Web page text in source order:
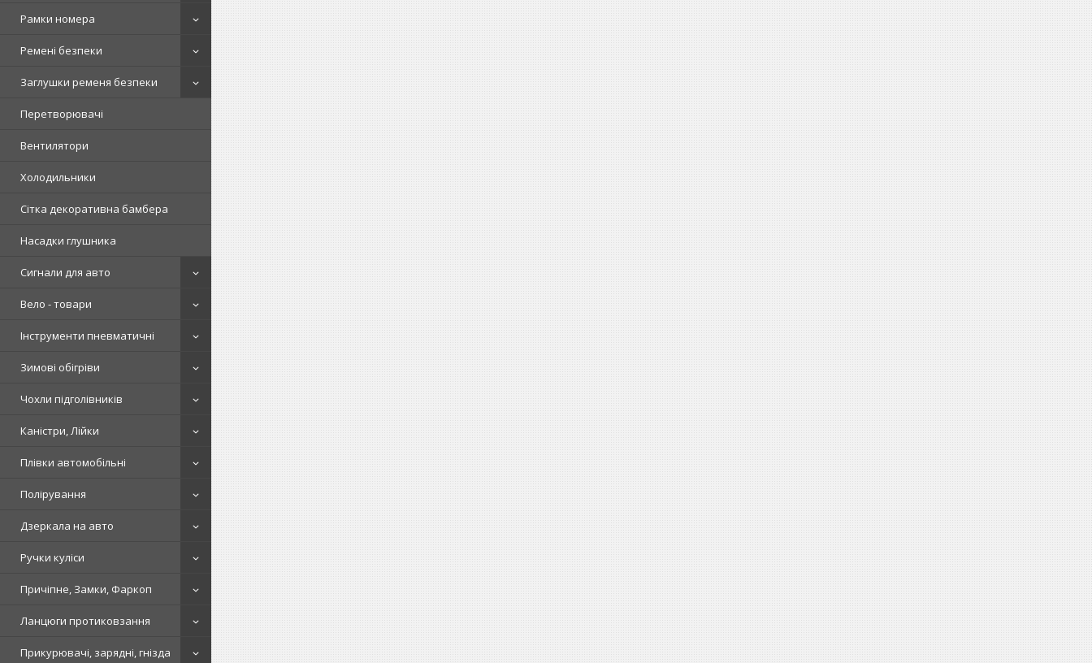
Рамки номера
Ремені безпеки
Заглушки ременя безпеки
Перетворювачі
Вентилятори
Холодильники
Сітка декоративна бамбера
Насадки глушника
Сигнали для авто
Вело - товари
Інструменти пневматичні
Зимові обігріви
Чохли підголівників
Каністри, Лійки
Плівки автомобільні
Полірування
Дзеркала на авто
Ручки куліси
Причіпне, Замки, Фаркоп
Ланцюги протиковзання
Прикурювачі, зарядні, гнізда